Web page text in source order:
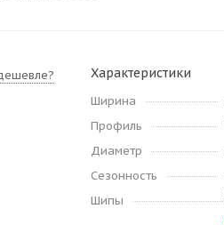
Характеристики
Ширина
Профиль
Диаметр
Сезонность
Шипы